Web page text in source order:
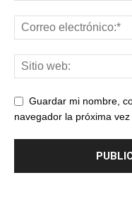
Guardar mi nombre,
navegador la próxima vez